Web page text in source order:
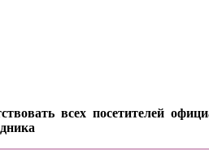
всех посетителей